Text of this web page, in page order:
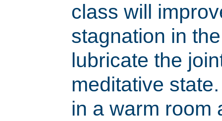
class will
stagnation in
lubricate the
meditative
in a warm room